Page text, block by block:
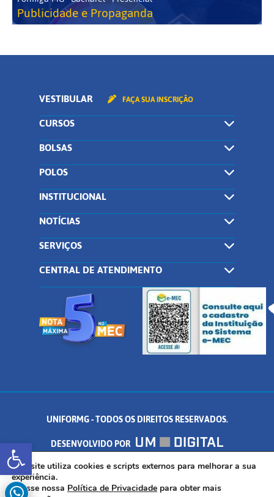
Abrir a barra de ferramentas
Publicidade e Propaganda
VESTIBULAR FAÇA SUA INSCRIÇÃO
CURSOS
BOLSAS
POLOS
INSTITUCIONAL
NOTÍCIAS
SERVIÇOS
CENTRAL DE ATENDIMENTO
UNIFORMG - TODOS OS DIREITOS RESERVADOS.
DESENVOLVIDO POR
AV. DR. ARNALDO DE SENNA, 328 - PALMEIRAS, FORMIGA/MG - CEP:
35.574.530
Este site utiliza cookies e scripts externos para melhorar a sua
experiência.
Acesse nossa Política de Privacidade para obter mais